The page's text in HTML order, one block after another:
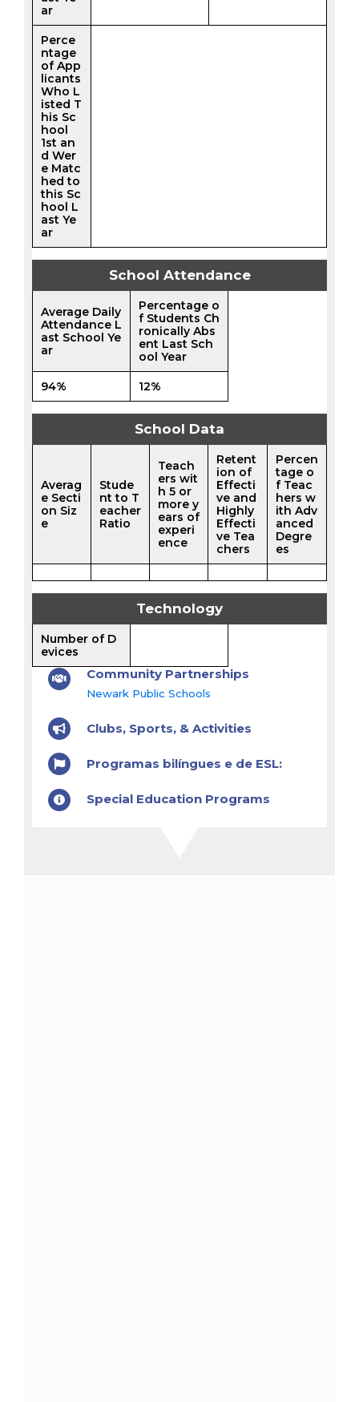
ar
Perce
ntage
of App
licants
Who L
isted T
his Sc
hool
1st an
d Wer
e Matc
hed to
this Sc
hool L
ast Ye
ar
School Attendance
Average Daily
Attendance L
ast School Ye
ar
Percentage o
f Students Ch
ronically Abs
ent Last Sch
ool Year
94% 12%
School Data
Averag
e Secti
on Siz
e
Stude
nt to T
eacher
Ratio
Teach
ers wit
h 5 or
more y
ears of
experi
ence
Retent
ion of
Effecti
ve and
Highly
Effecti
ve Tea
chers
Percen
tage o
f Teac
hers w
ith Adv
anced
Degre
es
Technology
Number of D
evices
Community Partnerships
Newark Public Schools
Clubs, Sports, & Activities
Programas bilíngues e de ESL:
Special Education Programs